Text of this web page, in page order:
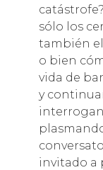
sólo los
también
o bien
vida de
y
invitado a